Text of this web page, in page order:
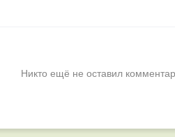
Никто ещё не оставил